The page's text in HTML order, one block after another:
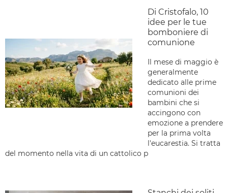
Di Cristofalo, 10
idee per le tue
bomboniere di
comunione
Il mese di maggio è
generalmente
dedicato alle prime
comunioni dei
bambini che si
accingono con
emozione a prendere
per la prima volta
l'eucarestia. Si tratta
del momento nella vita di un cattolico p